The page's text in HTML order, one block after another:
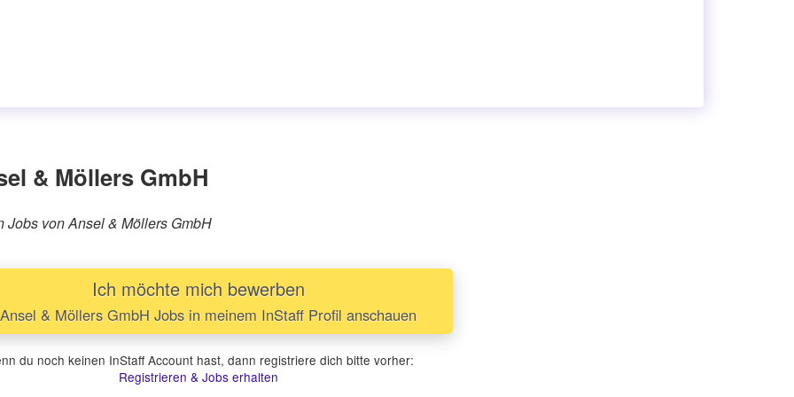
& Möllers GmbH
Jobs von Ansel & Möllers GmbH
Ich möchte mich bewerben
& Möllers GmbH Jobs in meinem InStaff Profil anschauen
du noch keinen InStaff Account hast, dann registriere dich bitte vorher:
Registrieren & Jobs erhalten